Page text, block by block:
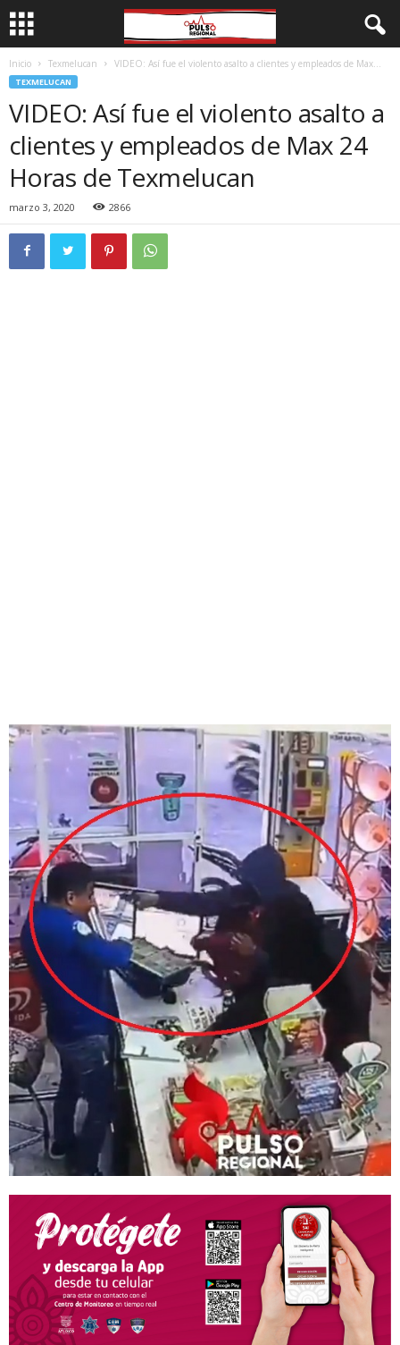
Inicio Texmelucan VIDEO: Así fue el violento asalto a clientes y empleados de Max...
TEXMELUCAN
VIDEO: Así fue el violento asalto a
clientes y empleados de Max 24
Horas de Texmelucan
marzo 3, 2020 2866